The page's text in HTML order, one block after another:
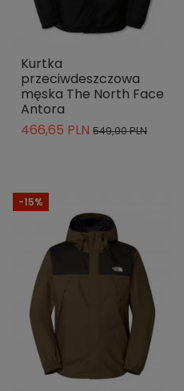
Kurtka
przeciwdeszczowa
męska The North Face
Antora
466,65 PLN 549,00 PLN
-15%